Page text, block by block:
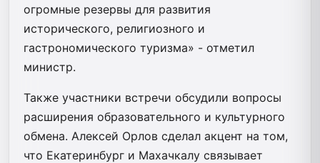
огромные резервы для развития
исторического, религиозного и
гастрономического туризма» - отметил
министр.
Также участники встречи обсудили вопросы
расширения образовательного и культурного
обмена. Алексей Орлов сделал акцент на том,
что Екатеринбург и Махачкалу связывает